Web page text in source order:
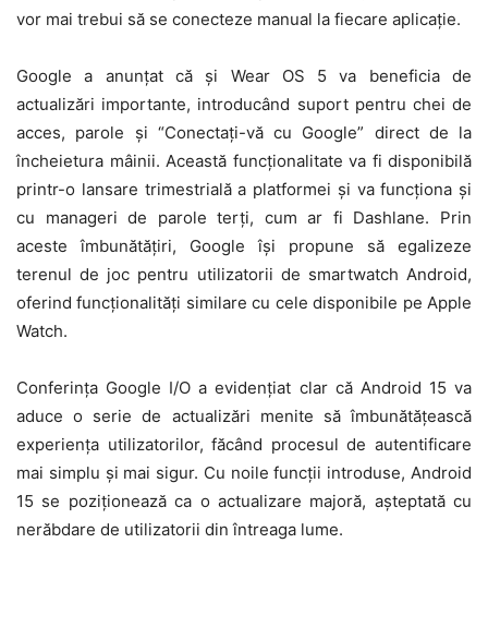
vor mai trebui să se conecteze manual la fiecare aplicație.
Google a anunțat că și Wear OS 5 va beneficia de
actualizări importante, introducând suport pentru chei de
acces, parole și “Conectați-vă cu Google” direct de la
încheietura mâinii. Această funcționalitate va fi disponibilă
printr-o lansare trimestrială a platformei și va funcționa și
cu manageri de parole terți, cum ar fi Dashlane. Prin
aceste îmbunătățiri, Google își propune să egalizeze
terenul de joc pentru utilizatorii de smartwatch Android,
oferind funcționalități similare cu cele disponibile pe Apple
Watch.
Conferința Google I/O a evidențiat clar că Android 15 va
aduce o serie de actualizări menite să îmbunătățească
experiența utilizatorilor, făcând procesul de autentificare
mai simplu și mai sigur. Cu noile funcții introduse, Android
15 se poziționează ca o actualizare majoră, așteptată cu
nerăbdare de utilizatorii din întreaga lume.